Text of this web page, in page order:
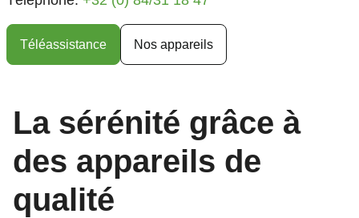
Téléassistance Nos appareils
La sérénité grâce à
des appareils de
qualité